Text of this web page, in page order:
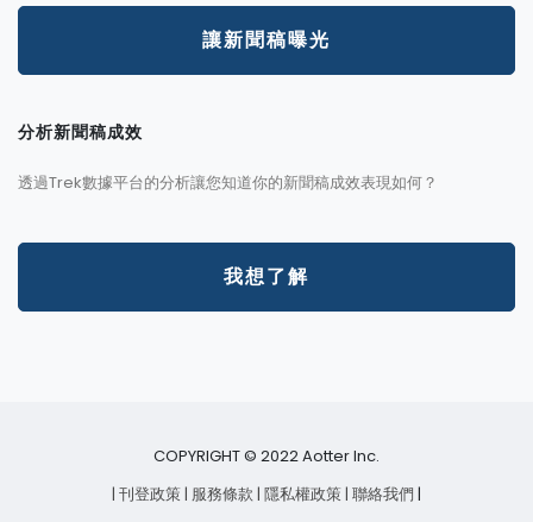
讓新聞稿曝光
分析新聞稿成效
透過Trek數據平台的分析讓您知道你的新聞稿成效表現如何？
我想了解
COPYRIGHT © 2022 Aotter Inc.
| 刊登政策| 服務條款 | 隱私權政策| 聯絡我們 |